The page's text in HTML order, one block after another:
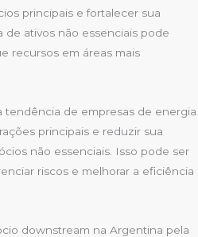
principais e fortalecer sua
de ativos não essenciais pode
recursos em áreas mais
tendência de empresas de energia
principais e reduzir sua
não essenciais. Isso pode ser
riscos e melhorar a eficiência
downstream na Argentina pela